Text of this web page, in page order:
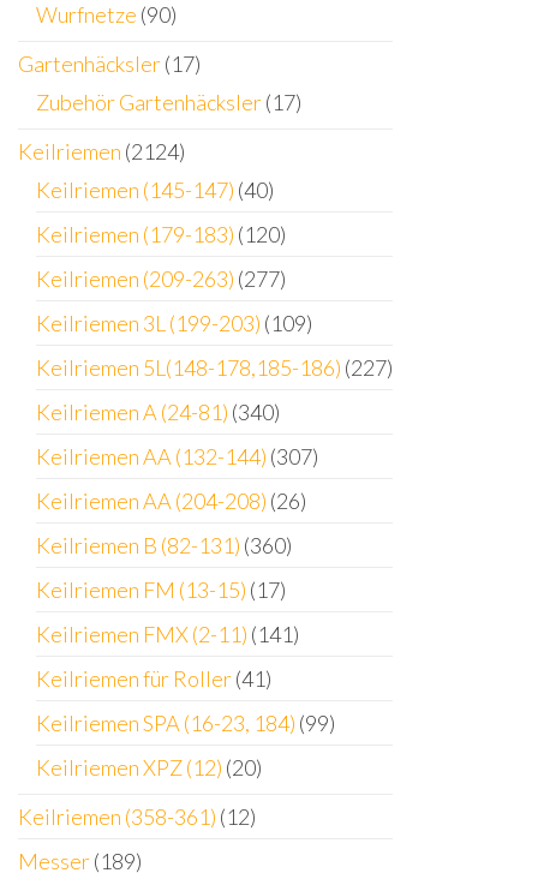
Wurfnetze (90)
Gartenhäcksler(17)
Zubehör Gartenhäcksler(17)
Keilriemen (2124)
Keilriemen (145-147) (40)
Keilriemen (179-183) (120)
Keilriemen (209-263) (277)
Keilriemen 3L (199-203) (109)
Keilriemen 5L(148-178,185-186) (227)
Keilriemen A (24-81) (340)
Keilriemen AA (132-144) (307)
Keilriemen AA (204-208) (26)
Keilriemen B (82-131) (360)
Keilriemen FM (13-15) (17)
Keilriemen FMX (2-11) (141)
Keilriemen für Roller(41)
Keilriemen SPA (16-23, 184) (99)
Keilriemen XPZ (12) (20)
Keilriemen (358-361) (12)
Messer(189)